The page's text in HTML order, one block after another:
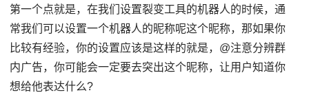
第一个点就是，在我们设置裂变工具的机器人的时候，通
常我们可以设置一个机器人的昵称呢这个昵称，那如果你
比较有经验，你的设置应该是这样的就是，@注意分辨群
内广告，你可能会一定要去突出这个昵称，让用户知道你
想给他表达什么?